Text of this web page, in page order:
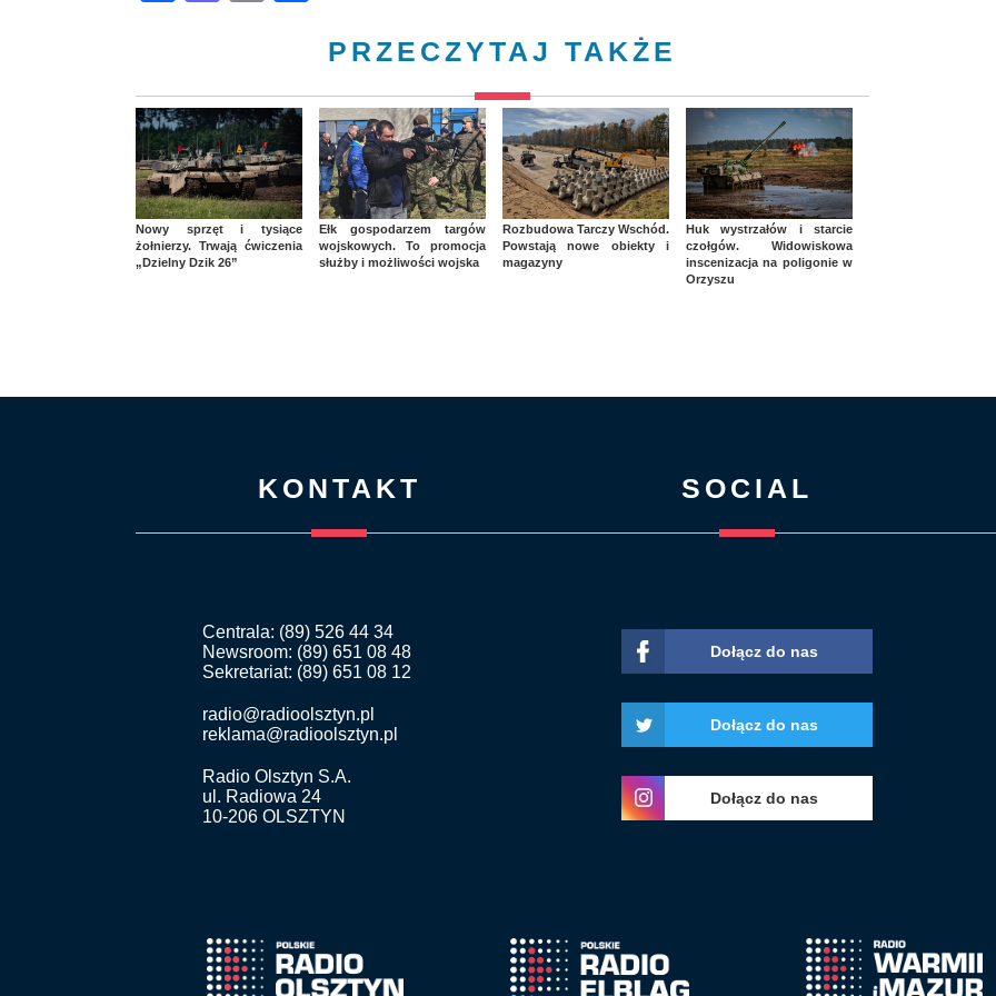
PRZECZYTAJ TAKŻE
Nowy sprzęt i tysiące
żołnierzy. Trwają ćwiczenia
„Dzielny Dzik 26”
Ełk gospodarzem targów
wojskowych. To promocja
służby i możliwości wojska
Rozbudowa Tarczy Wschód.
Powstają nowe obiekty i
magazyny
Huk wystrzałów i starcie
czołgów. Widowiskowa
inscenizacja na poligonie w
Orzyszu
KONTAKT
Centrala: (89) 526 44 34
Newsroom: (89) 651 08 48
Sekretariat: (89) 651 08 12
radio@radioolsztyn.pl
reklama@radioolsztyn.pl
Radio Olsztyn S.A.
ul. Radiowa 24
10-206 OLSZTYN
SOCIAL
Dołącz do nas
Dołącz do nas
Dołącz do nas